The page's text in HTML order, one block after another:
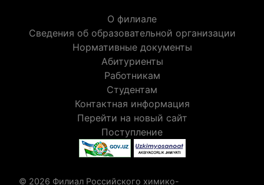
О филиале
Сведения об образовательной организации
Нормативные документы
Абитуриенты
Работникам
Студентам
Контактная информация
Перейти на новый сайт
Поступление
© 2026 Филиал Российского химико-